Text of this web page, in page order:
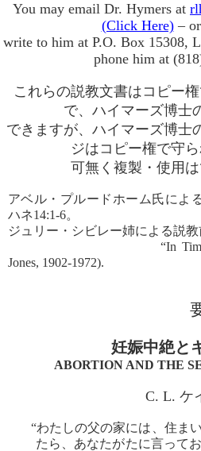
You may email Dr. Hymers at
(Click Here)– or
write to him at P.O. Box 15308,
phone him at
これらの説教文書はコピー
で、ハイマーズ博士
できますが、ハイマーズ博士
ジはコピー権で守
可無く複製・使用は
アベル・プルードホーム氏によ
ハネ14:1-6。
ジュリー・シビレー姉による説教
“In
Jones, 1902-1972).
妊娠中絶と
ABORTION AND THE
C. L. ケ
“わたしの父の家には、住ま
たら、あなたがたに言って